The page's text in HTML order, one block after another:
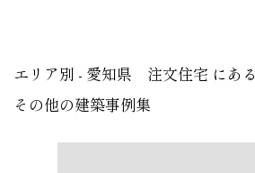
エリア別 - 愛知県 注文住宅 にある
その他の建築事例集